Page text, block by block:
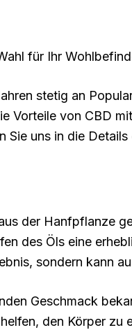
für Ihr
stetig an
Vorteile von CBD
Sie uns in die Details
der Hanfpflanze
des Öls eine
sondern kann
Geschmack
den Körper